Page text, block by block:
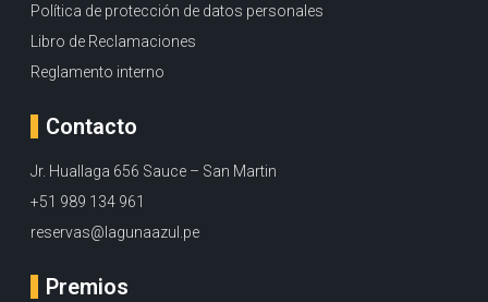
Política de protección de datos personales
Libro de Reclamaciones
Reglamento interno
Contacto
Jr. Huallaga 656 Sauce – San Martin
+51 989 134 961
reservas@lagunaazul.pe
Premios